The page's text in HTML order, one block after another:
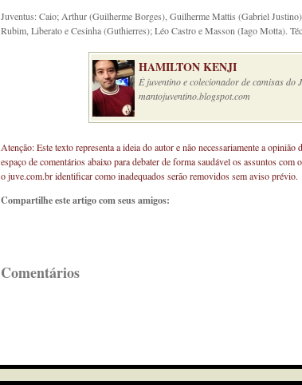
Juventus: Caio; Arthur (Guilherme Borges), Guilherme Mattis (Gabriel
Rubim, Liberato e Cesinha (Guthierres); Léo Castro e Masson (Iago Motta).
HAMILTON KENJI
É juventino e colecionador de camisas do
mantojuventino.blogspot.com
Atenção: Este texto representa a ideia do autor e não necessariamente a
espaço de comentários abaixo para debater de forma saudável os assuntos
o juve.com.br identificar como inadequados serão removidos sem aviso prévio.
Compartilhe este artigo com seus amigos:
Comentários